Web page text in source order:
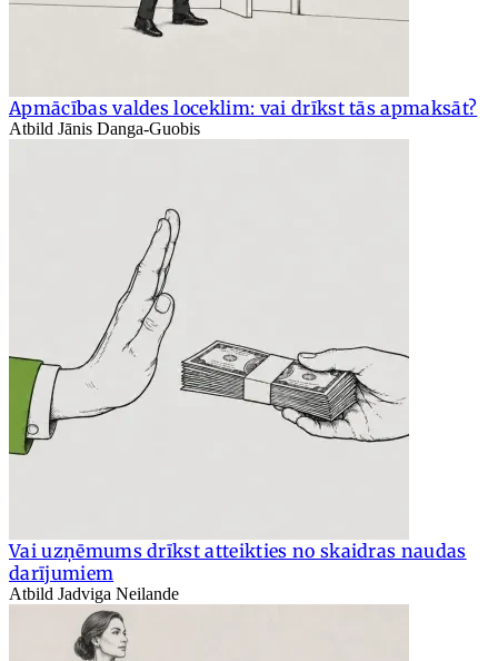
Apmācības valdes loceklim: vai drīkst tās apmaksāt?
Atbild Jānis Danga-Guobis
Vai uzņēmums drīkst atteikties no skaidras naudas
darījumiem
Atbild Jadviga Neilande